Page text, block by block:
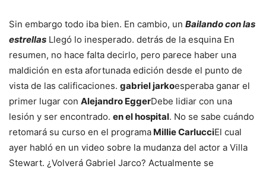
Sin embargo todo iba bien. En cambio, un Bailando con las
estrellas Llegó lo inesperado. detrás de la esquina En
resumen, no hace falta decirlo, pero parece haber una
maldición en esta afortunada edición desde el punto de
vista de las calificaciones. gabriel jarkoesperaba ganar el
primer lugar con Alejandro EggerDebe lidiar con una
lesión y ser encontrado. en el hospital. No se sabe cuándo
retomará su curso en el programa Millie CarlucciEl cual
ayer habló en un video sobre la mudanza del actor a Villa
Stewart. ¿Volverá Gabriel Jarco? Actualmente se